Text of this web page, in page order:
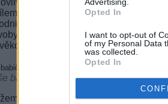
Opted In
I want to opt-out of
of my Personal Data
was collected.
Opted In
české školství do budoucna.
na svůj rok starý počin Živnostníci
a drobné živnostníky v době
před krachem. Linda Jablonská
limitu pro umísťování
babičky uměly a na co my jsme
krážem